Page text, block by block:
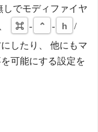
しでモディファイヤ
⌘ - ⌃ - h
/
したり、 他にもマ
可能にする設定を